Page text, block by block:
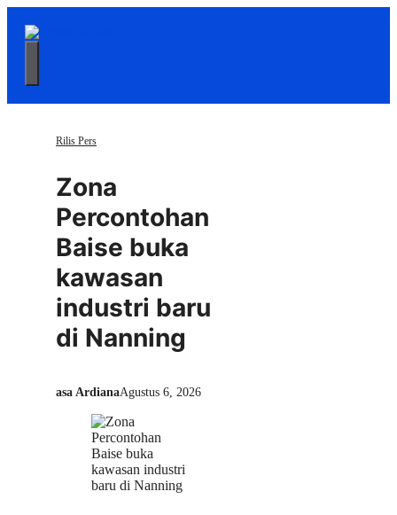
Menu
Rilis Pers
Zona
Percontohan
Baise buka
kawasan
industri baru
di Nanning
asa ArdianaAgustus 6, 2026